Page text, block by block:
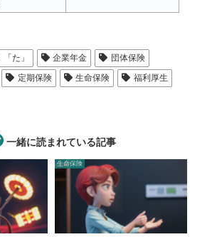
「た」 企業年金
団体保険
定期保険 生命保険
福利厚生
一緒に読まれている記事
生命保険